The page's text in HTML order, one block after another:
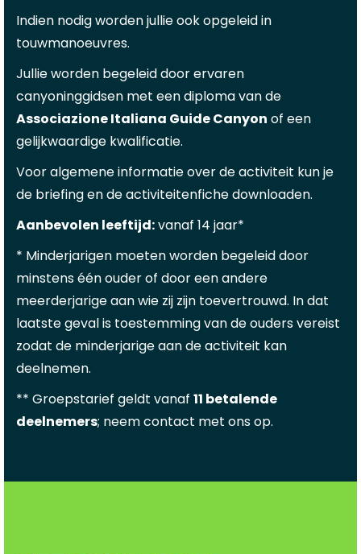
Indien nodig worden jullie ook opgeleid in
touwmanoeuvres.
Jullie worden begeleid door ervaren
canyoninggidsen met een diploma van de
Associazione Italiana Guide Canyon of een
gelijkwaardige kwalificatie.
Voor algemene informatie over de activiteit kun je
de briefing en de activiteitenfiche downloaden.
Aanbevolen leeftijd:vanaf 14 jaar*
* Minderjarigen moeten worden begeleid door
minstens één ouder of door een andere
meerderjarige aan wie zij zijn toevertrouwd. In dat
laatste geval is toestemming van de ouders vereist
zodat de minderjarige aan de activiteit kan
deelnemen.
** Groepstarief geldt vanaf 11 betalende
deelnemers; neem contact met ons op.